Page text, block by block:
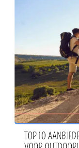
TOP 10